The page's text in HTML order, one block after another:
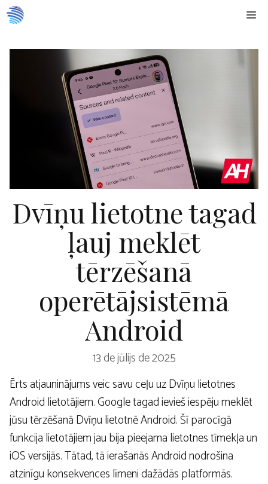
Doties
uz
Dvīņu lietotne tagad
ļauj meklēt
tērzēšanā
operētājsistēmā
Android
13 de jūlijs de 2025
Ērts atjauninājums veic savu ceļu uz Dvīņu lietotnes
Android lietotājiem. Google tagad ievieš iespēju meklēt
jūsu tērzēšanā Dvīņu lietotnē Android. Šī parocīgā
funkcija lietotājiem jau bija pieejama lietotnes tīmekļa un
iOS versijās. Tātad, tā ierašanās Android nodrošina
atzinīgu konsekvences līmeni dažādās platformās.